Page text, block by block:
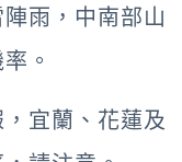
雨，中南部山
。
宜蘭、花蓮及